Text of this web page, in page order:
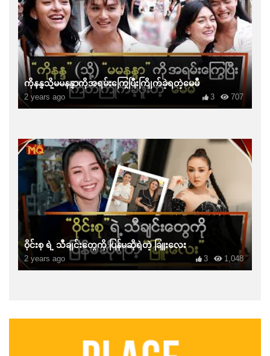
ကိုနန္ဒသို့မမနန္ဒာကိုအရမ်းကြွေပြီးကြိုက်ခဲ့ရတဲ့မေမီ
2 years ago 707
3
ဝိုင်းစု ရဲ့ သီချင်းတွေကို ပြန်မဆိုရဲတဲ့ ခြူးလေး
2 years ago 1,048
3